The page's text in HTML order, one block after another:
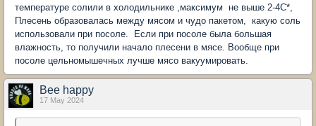
температуре солили в холодильнике ,максимум не выше 2-4С*,
Плесень образовалась между мясом и чудо пакетом, какую соль
использовали при посоле. Если при посоле была большая
влажность, то получили начало плесени в мясе. Вообще при
посоле цельномышечных лучше мясо вакуумировать.
Bee happy
17 May 2024